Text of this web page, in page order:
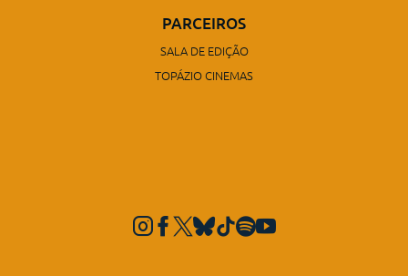
PARCEIROS
SALA DE EDIÇÃO
TOPÁZIO CINEMAS